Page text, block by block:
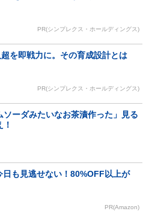
PR(シンプレクス・ホールディングス)
を即戦力に。その育成設計とは
PR(シンプレクス・ホールディングス)
ソーダみたいなお茶漬作った」見る
も見逃せない！80%OFF以上が
PR(Amazon)